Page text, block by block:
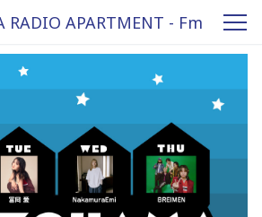
RADIO APARTMENT - Fm